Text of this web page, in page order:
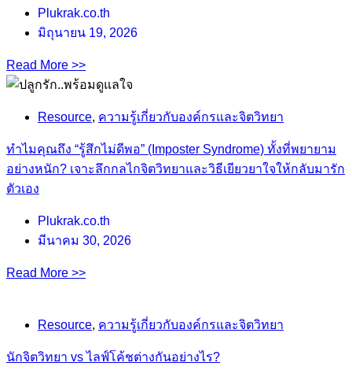
Plukrak.co.th
มิถุนายน 19, 2026
Read More >>
Resource, ความรู้เกี่ยวกับองค์กรและจิตวิทยา
ทำไมคุณถึง “รู้สึกไม่ดีพอ” (Imposter Syndrome) ทั้งที่พยายาม
อย่างหนัก? เจาะลึกกลไกจิตวิทยาและวิธีเยียวยาใจให้กลับมารัก
ตัวเอง
Plukrak.co.th
มีนาคม 30, 2026
Read More >>
Resource, ความรู้เกี่ยวกับองค์กรและจิตวิทยา
นักจิตวิทยา vs ไลฟ์โค้ชต่างกันอย่างไร?